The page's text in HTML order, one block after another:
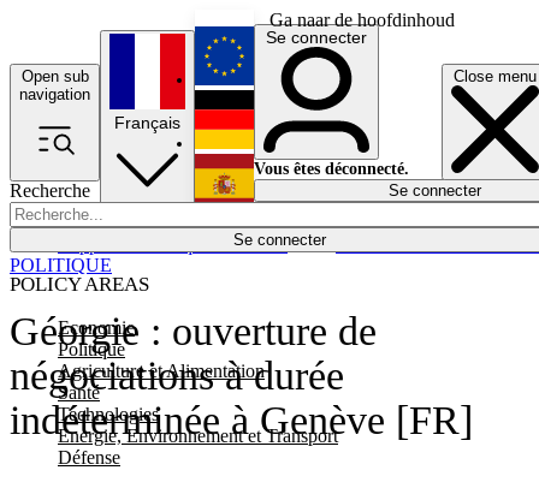
Ga naar de hoofdinhoud
Open sub
navigation
Close menu
Recherche
Se connecter
POLICY AREAS
Economie
Politique
Agriculture et Alimentation
Santé
Technologies
Energie, Environnement et Transport
Défense
Économie
Français
English
Deutsch
Español
Se connecter
Vous êtes déconnecté.
Se connecter
Géorgie : ouverture de
négociations à durée
indéterminée à Genève [FR]
POLITIQUE